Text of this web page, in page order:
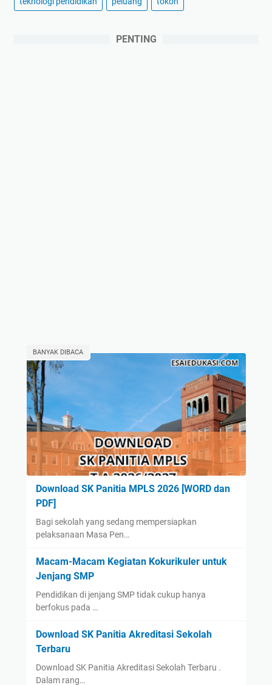
PENTING
BANYAK DIBACA
Download SK Panitia MPLS 2026 [WORD dan
PDF]
Bagi sekolah yang sedang mempersiapkan
pelaksanaan Masa Pen…
Macam-Macam Kegiatan Kokurikuler untuk
Jenjang SMP
Pendidikan di jenjang SMP tidak cukup hanya
berfokus pada …
Download SK Panitia Akreditasi Sekolah
Terbaru
Download SK Panitia Akreditasi Sekolah Terbaru .
Dalam rang…